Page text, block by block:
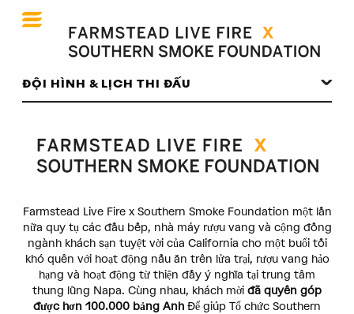
Farmstead Live Fire x
ĐỘI HÌNH & LỊCH THI ĐẤU
Farmstead Live Fire x Southern Smoke Foundation một lần
nữa quy tụ các đầu bếp, nhà máy rượu vang và cộng đồng
ngành khách sạn tuyệt vời của California cho một buổi tối
khó quên với hoạt động nấu ăn trên lửa trại, rượu vang hảo
hạng và hoạt động từ thiện đầy ý nghĩa tại trung tâm
thung lũng Napa. Cùng nhau, khách mời đã quyên góp
được hơn 100.000 bảng Anh Để giúp Tổ chức Southern